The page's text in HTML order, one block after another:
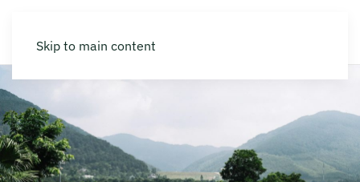
Skip to main content